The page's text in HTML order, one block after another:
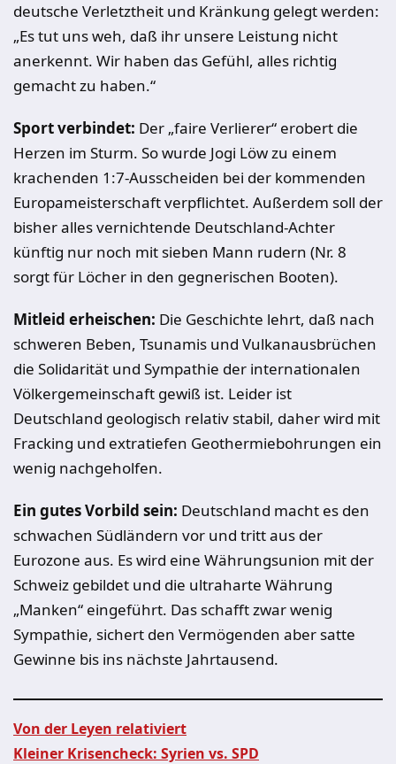
deutsche Verletztheit und Kränkung gelegt werden:
„Es tut uns weh, daß ihr unsere Leistung nicht
anerkennt. Wir haben das Gefühl, alles richtig
gemacht zu haben.“
Sport verbindet: Der „faire Verlierer“ erobert die
Herzen im Sturm. So wurde Jogi Löw zu einem
krachenden 1:7-Ausscheiden bei der kommenden
Europameisterschaft verpflichtet. Außerdem soll der
bisher alles vernichtende Deutschland-Achter
künftig nur noch mit sieben Mann rudern (Nr. 8
sorgt für Löcher in den gegnerischen Booten).
Mitleid erheischen: Die Geschichte lehrt, daß nach
schweren Beben, Tsunamis und Vulkanausbrüchen
die Solidarität und Sympathie der internationalen
Völkergemeinschaft gewiß ist. Leider ist
Deutschland geologisch relativ stabil, daher wird mit
Fracking und extratiefen Geothermiebohrungen ein
wenig nachgeholfen.
Ein gutes Vorbild sein: Deutschland macht es den
schwachen Südländern vor und tritt aus der
Eurozone aus. Es wird eine Währungsunion mit der
Schweiz gebildet und die ultraharte Währung
„Manken“ eingeführt. Das schafft zwar wenig
Sympathie, sichert den Vermögenden aber satte
Gewinne bis ins nächste Jahrtausend.
Von der Leyen relativiert
Kleiner Krisencheck: Syrien vs. SPD